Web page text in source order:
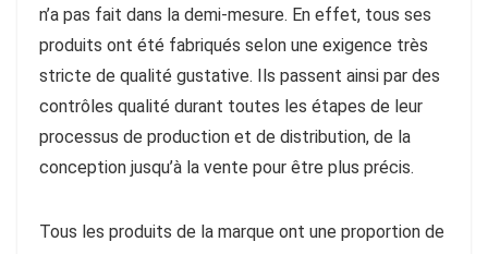
n’a pas fait dans la demi-mesure. En effet, tous ses
produits ont été fabriqués selon une exigence très
stricte de qualité gustative. Ils passent ainsi par des
contrôles qualité durant toutes les étapes de leur
processus de production et de distribution, de la
conception jusqu’à la vente pour être plus précis.
Tous les produits de la marque ont une proportion de